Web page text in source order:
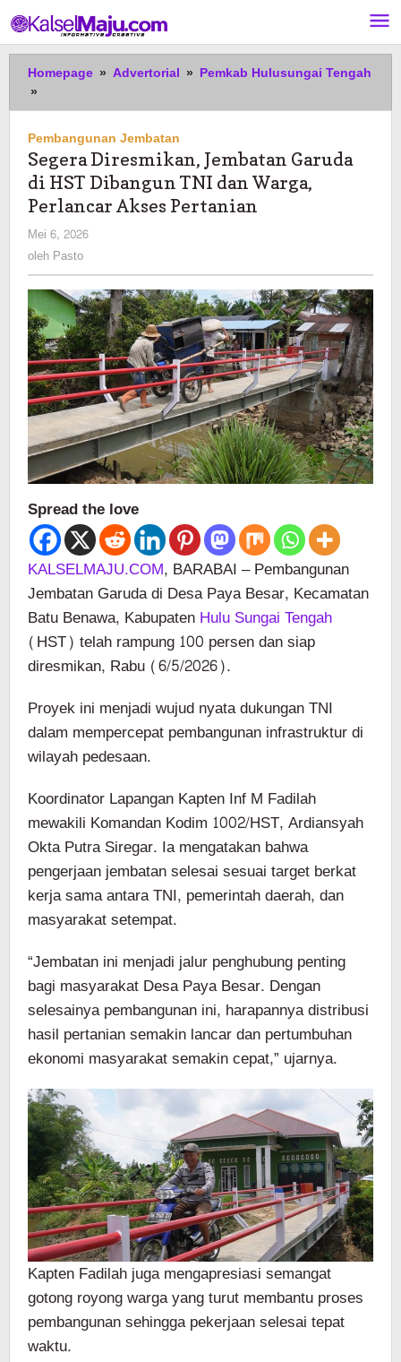
ke
konten
Homepage » Advertorial » Pemkab Hulusungai Tengah
»
Diresmikan,
Jembatan
Garuda
di
HST
Dibangun
dan
Warga,
Perlancar
Akses
Pertanian
Pembangunan Jembatan
Segera Diresmikan, Jembatan Garuda
di HST Dibangun TNI dan Warga,
Perlancar Akses Pertanian
Mei 6, 2026
oleh Pasto
Spread the love
KALSELMAJU.COM, BARABAI – Pembangunan
Jembatan Garuda di Desa Paya Besar, Kecamatan
Batu Benawa, KabupatenHulu Sungai Tengah
(HST) telah rampung 100 persen dan siap
diresmikan, Rabu (6/5/2026).
Proyek ini menjadi wujud nyata dukungan TNI
dalam mempercepat pembangunan infrastruktur di
wilayah pedesaan.
Koordinator Lapangan Kapten Inf M Fadilah
mewakili Komandan Kodim 1002/HST, Ardiansyah
Okta Putra Siregar. Ia mengatakan bahwa
pengerjaan jembatan selesai sesuai target berkat
kerja sama antara TNI, pemerintah daerah, dan
masyarakat setempat.
“Jembatan ini menjadi jalur penghubung penting
bagi masyarakat Desa Paya Besar. Dengan
selesainya pembangunan ini, harapannya distribusi
hasil pertanian semakin lancar dan pertumbuhan
ekonomi masyarakat semakin cepat,” ujarnya.
Kapten Fadilah juga mengapresiasi semangat
gotong royong warga yang turut membantu proses
pembangunan sehingga pekerjaan selesai tepat
waktu.